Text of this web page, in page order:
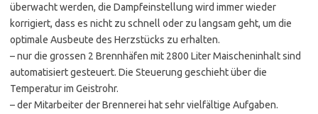
überwacht werden, die Dampfeinstellung wird immer wieder
korrigiert, dass es nicht zu schnell oder zu langsam geht, um die
optimale Ausbeute des Herzstücks zu erhalten.
– nur die grossen 2 Brennhäfen mit 2800 Liter Maischeninhalt sind
automatisiert gesteuert. Die Steuerung geschieht über die
Temperatur im Geistrohr.
– der Mitarbeiter der Brennerei hat sehr vielfältige Aufgaben.